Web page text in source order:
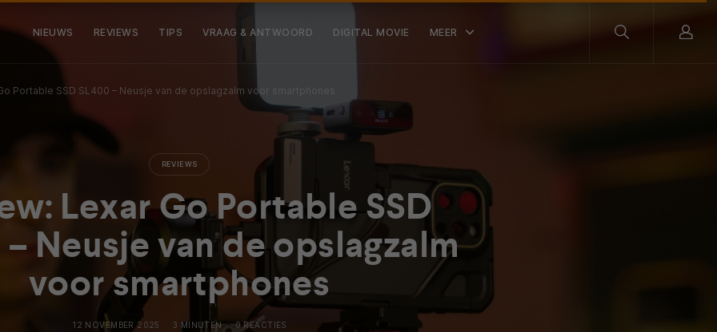
NIEUWS REVIEWS TIPS VRAAG & ANTWOORD DIGITAL MOVIE MEER
Portable SSD SL400 – Neusje van de opslagzalm voor smartphones
REVIEWS
Lexar Go Portable SSD
– Neusje van de opslagzalm
voor smartphones
12 NOVEMBER 2025 3 MINUTEN 0 REACTIES